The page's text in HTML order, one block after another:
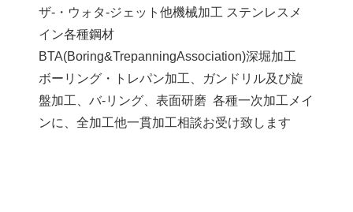
ザ-・ウォタ-ジェット他機械加工 ステンレスメ
イン各種鋼材
BTA(Boring&TrepanningAssociation)深堀加工
ボーリング・トレパン加工、ガンドリル及び旋
盤加工、バ-リング、表面研磨 各種一次加工メイ
ンに、全加工他一貫加工相談お受け致します